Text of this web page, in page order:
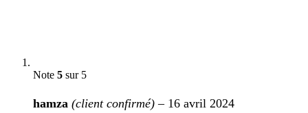
Note 5 sur 5
hamza (client confirmé) – 16 avril 2024